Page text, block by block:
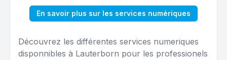
En savoir plus sur les services numériques
Découvrez les différentes services numeriques
disponnibles à Lauterborn pour les professionels